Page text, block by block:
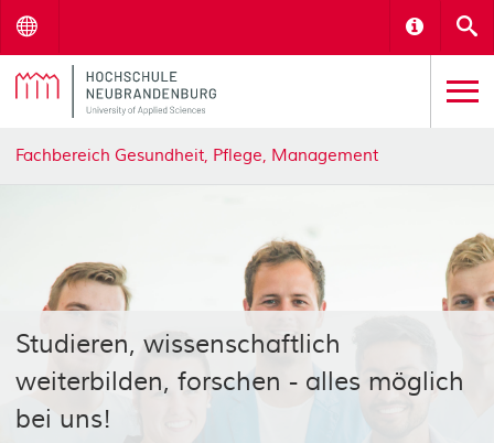
Fachbereich Gesundheit, Pflege, Management
Studieren, wissenschaftlich
weiterbilden, forschen - alles möglich
bei uns!